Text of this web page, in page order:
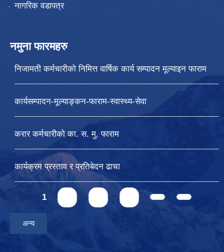
नागरिक वडापत्र
नमुना फारमहरु
निजामती कर्मचारीको निमित्त वार्षिक कार्य सम्पादन मूल्याइन फाराम
कार्यसम्पादन-मूल्याङ्कन-फाराम-स्वास्थ्य-सेवा
करार कर्मचारीको का. स. मु. फाराम
कार्यक्रम प्रस्ताव र प्रतिबेदन ढाचा
Pages
1
अन्य